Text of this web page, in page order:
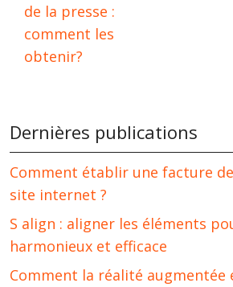
de la presse :
comment les
obtenir?
Dernières publications
Comment établir une facture
site internet ?
S align : aligner les éléments
harmonieux et efficace
Comment la réalité augmentée